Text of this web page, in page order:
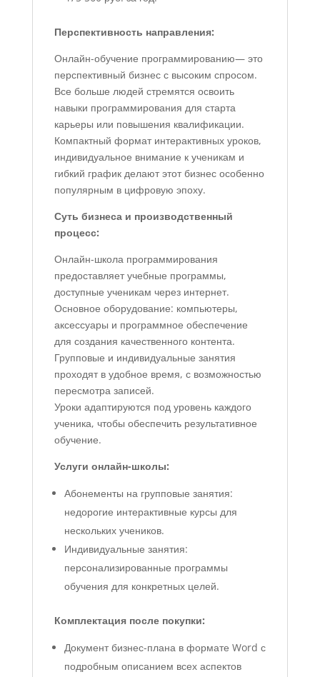
Перспективность направления:
Онлайн-обучение программированию— это
перспективный бизнес с высоким спросом.
Все больше людей стремятся освоить
навыки программирования для старта
карьеры или повышения квалификации.
Компактный формат интерактивных уроков,
индивидуальное внимание к ученикам и
гибкий график делают этот бизнес особенно
популярным в цифровую эпоху.
Суть бизнеса и производственный
процесс:
Онлайн-школа программирования
предоставляет учебные программы,
доступные ученикам через интернет.
Основное оборудование: компьютеры,
аксессуары и программное обеспечение
для создания качественного контента.
Групповые и индивидуальные занятия
проходят в удобное время, с возможностью
пересмотра записей.
Уроки адаптируются под уровень каждого
ученика, чтобы обеспечить результативное
обучение.
Услуги онлайн-школы:
Абонементы на групповые занятия:
недорогие интерактивные курсы для
нескольких учеников.
Индивидуальные занятия:
персонализированные программы
обучения для конкретных целей.
Комплектация после покупки:
Документ бизнес-плана в формате Word с
подробным описанием всех аспектов